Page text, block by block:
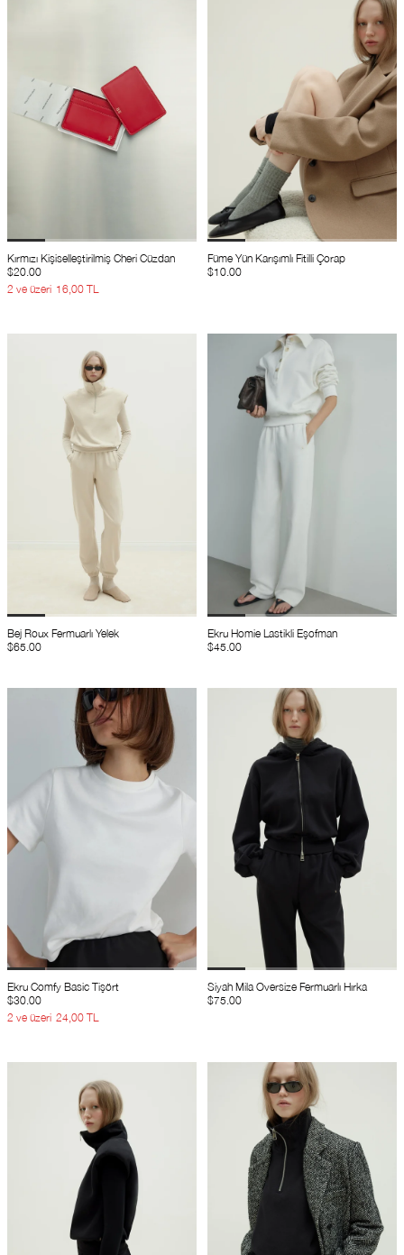
Kırmızı Kişiselleştirilmiş Cheri Cüzdan
$20.00
2 ve üzeri 16,00 TL
Füme Yün Karışımlı Fitilli Çorap
$10.00
Bej Roux Fermuarlı Yelek
$65.00
Ekru Homie Lastikli Eşofman
$45.00
Ekru Comfy Basic Tişört
$30.00
2 ve üzeri 24,00 TL
Siyah Mila Oversize Fermuarlı Hırka
$75.00